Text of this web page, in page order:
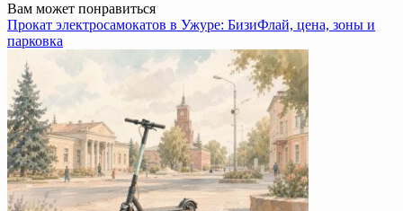
Вам может понравиться
Прокат электросамокатов в Ужуре: БизиФлай, цена, зоны и
парковка